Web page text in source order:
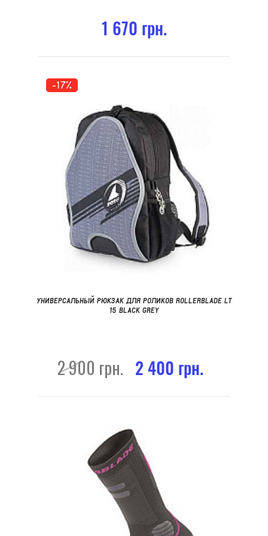
1 670 грн.
-17%
УНИВЕРСАЛЬНЫЙ РЮКЗАК ДЛЯ РОЛИКОВ ROLLERBLADE LT
15 BLACK GREY
2 900 грн. 2 400 грн.